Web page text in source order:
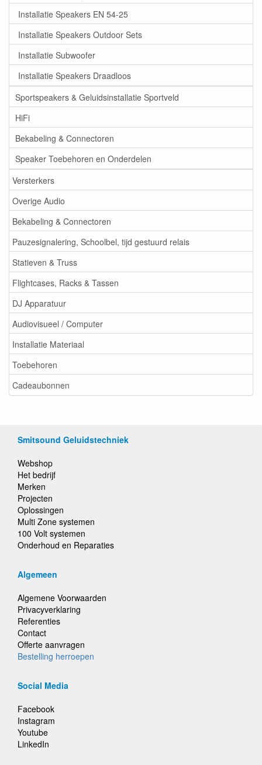
Installatie Speakers EN 54-25
Installatie Speakers Outdoor Sets
Installatie Subwoofer
Installatie Speakers Draadloos
Sportspeakers & Geluidsinstallatie Sportveld
HiFi
Bekabeling & Connectoren
Speaker Toebehoren en Onderdelen
Versterkers
Overige Audio
Bekabeling & Connectoren
Pauzesignalering, Schoolbel, tijd gestuurd relais
Statieven & Truss
Flightcases, Racks & Tassen
DJ Apparatuur
Audiovisueel / Computer
Installatie Materiaal
Toebehoren
Cadeaubonnen
Smitsound Geluidstechniek
Webshop
Het bedrijf
Merken
Projecten
Oplossingen
Multi Zone systemen
100 Volt systemen
Onderhoud en Reparaties
Algemeen
Algemene Voorwaarden
Privacyverklaring
Referenties
Contact
Offerte aanvragen
Bestelling herroepen
Social Media
Facebook
Instagram
Youtube
LinkedIn